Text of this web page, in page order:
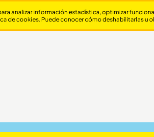
analizar información estadística, optimizar
de cookies. Puede conocer cómo deshabilitarlas u